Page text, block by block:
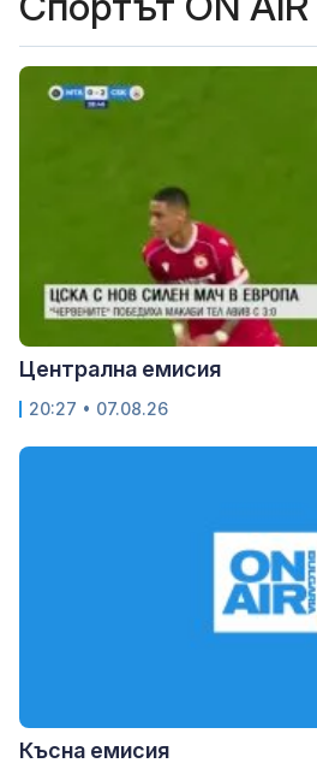
Централна емисия
20:27 • 07.08.26
Късна емисия